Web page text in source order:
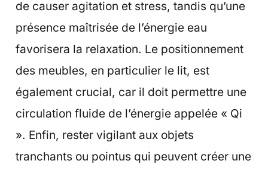
de causer agitation et stress, tandis qu’une
présence maîtrisée de l’énergie eau
favorisera la relaxation. Le positionnement
des meubles, en particulier le lit, est
également crucial, car il doit permettre une
circulation fluide de l’énergie appelée « Qi
». Enfin, rester vigilant aux objets
tranchants ou pointus qui peuvent créer une